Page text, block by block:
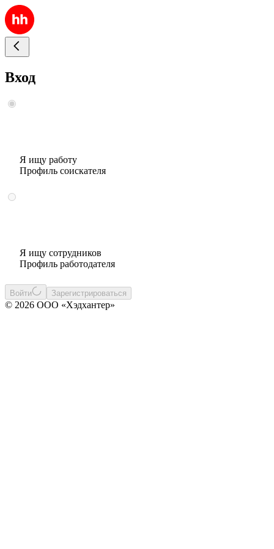
Вход
Я ищу работу
Профиль соискателя
Я ищу сотрудников
Профиль работодателя
Войти Зарегистрироваться
© 2026 ООО «Хэдхантер»